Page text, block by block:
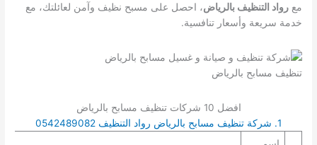
معرواد التنظيف بالرياض، احصل على مسبح نظيف وآمن لعائلتك، مع
خدمة سريعة وأسعار تنافسية.
تنظيف مسابح بالرياض
افضل 10 شركات تنظيف مسابح بالرياض
1. شركة تنظيف مسابح بالرياض رواد التنظيف 0542489082